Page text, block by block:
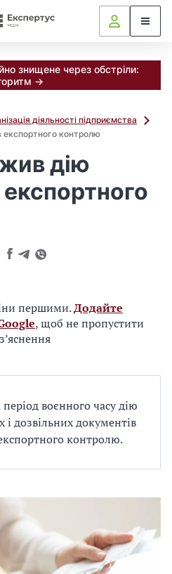
знищене через обстріли:
→
діяльності підприємства
контролю
дію
першими.Додайте
, щоб не пропустити
воєнного часу дію
дозвільних документів
контролю.